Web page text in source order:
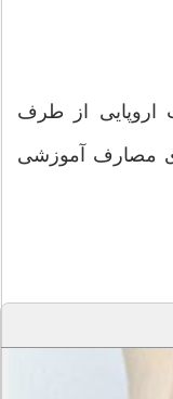
اروپایی از طرف
مصارف آموزشی